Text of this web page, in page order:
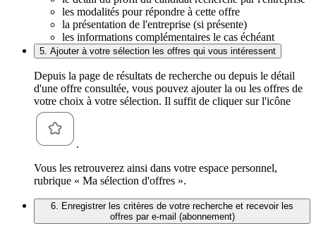
les modalités pour répondre à cette offre
la présentation de l'entreprise (si présente)
les informations complémentaires le cas échéant
5. Ajouter à votre sélection les offres qui vous intéressent
Depuis la page de résultats de recherche ou depuis le détail
d'une offre consultée, vous pouvez ajouter la ou les offres de
votre choix à votre sélection. Il suffit de cliquer sur l'icône
.
Vous les retrouverez ainsi dans votre espace personnel,
rubrique « Ma sélection d'offres ».
6. Enregistrer les critères de votre recherche et recevoir les
offres par e-mail (abonnement)